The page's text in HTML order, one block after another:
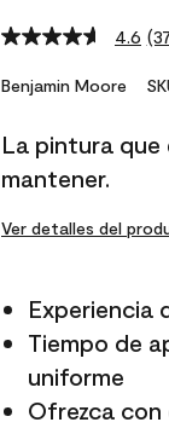
4.6
Benjamin Moore
La pintura
mantener.
Ver detalles del
Experiencia
Tiempo de
uniforme
Ofrezca con